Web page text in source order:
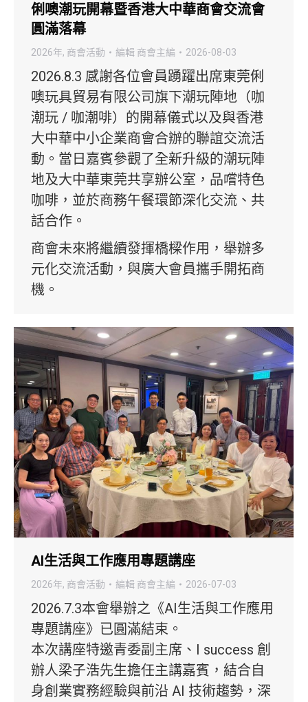
俐噢潮玩開幕暨香港大中華商會交流會
圓滿落幕
2026年, 商會活動 編輯 商會主編 2026-08-03
2026.8.3 感謝各位會員踴躍出席東莞俐
噢玩具貿易有限公司旗下潮玩陣地（咖
潮玩 / 咖潮啡）的開幕儀式以及與香港
大中華中小企業商會合辦的聯誼交流活
動。當日嘉賓參觀了全新升級的潮玩陣
地及大中華東莞共享辦公室，品嚐特色
咖啡，並於商務午餐環節深化交流、共
話合作。
商會未來將繼續發揮橋樑作用，舉辦多
元化交流活動，與廣大會員攜手開拓商
機。
AI生活與工作應用專題講座
2026年, 商會活動 編輯 商會主編 2026-07-03
2026.7.3本會舉辦之《AI生活與工作應用
專題講座》已圓滿結束。
本次講座特邀青委副主席、I success 創
辦人梁子浩先生擔任主講嘉賓，結合自
身創業實務經驗與前沿 AI 技術趨勢，深